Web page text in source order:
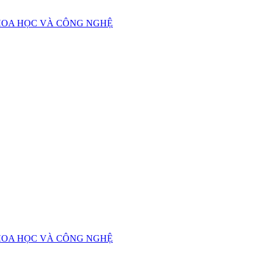
HỌC VÀ CÔNG NGHỆ
HỌC VÀ CÔNG NGHỆ